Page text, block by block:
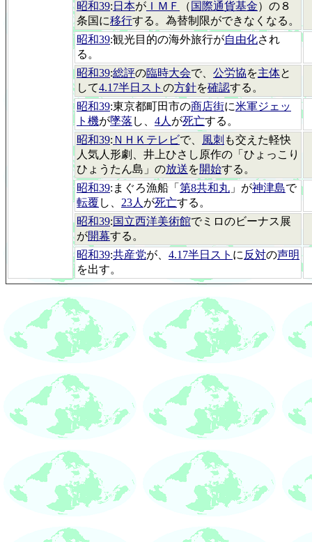
昭和39: 日本が ＩＭＦ （ 国際通貨基金）の８
条国に移行する。為替制限ができなくなる。
昭和39:観光目的の海外旅行が自由化され
る。
昭和39:総評の臨時大会で、 公労協を主体と
して4.17半日スト の方針を確認する。
昭和39:東京都町田市の商店街に米軍ジェッ
ト機が墜落 し、 4人 が死亡する。
昭和39: ＮＨＫテレビで、 風刺 も交えた軽快
人気人形劇、井上ひさし原作の「ひょっこり
ひょうたん島」の放送を開始する。
昭和39:まぐろ漁船「 第8共和丸 」が神津島で
転覆 し、 23人 が死亡する。
昭和39:国立西洋美術館でミロのビーナス展
が開幕する。
昭和39:共産党が、 4.17半日スト に 反対の声明
を出す。